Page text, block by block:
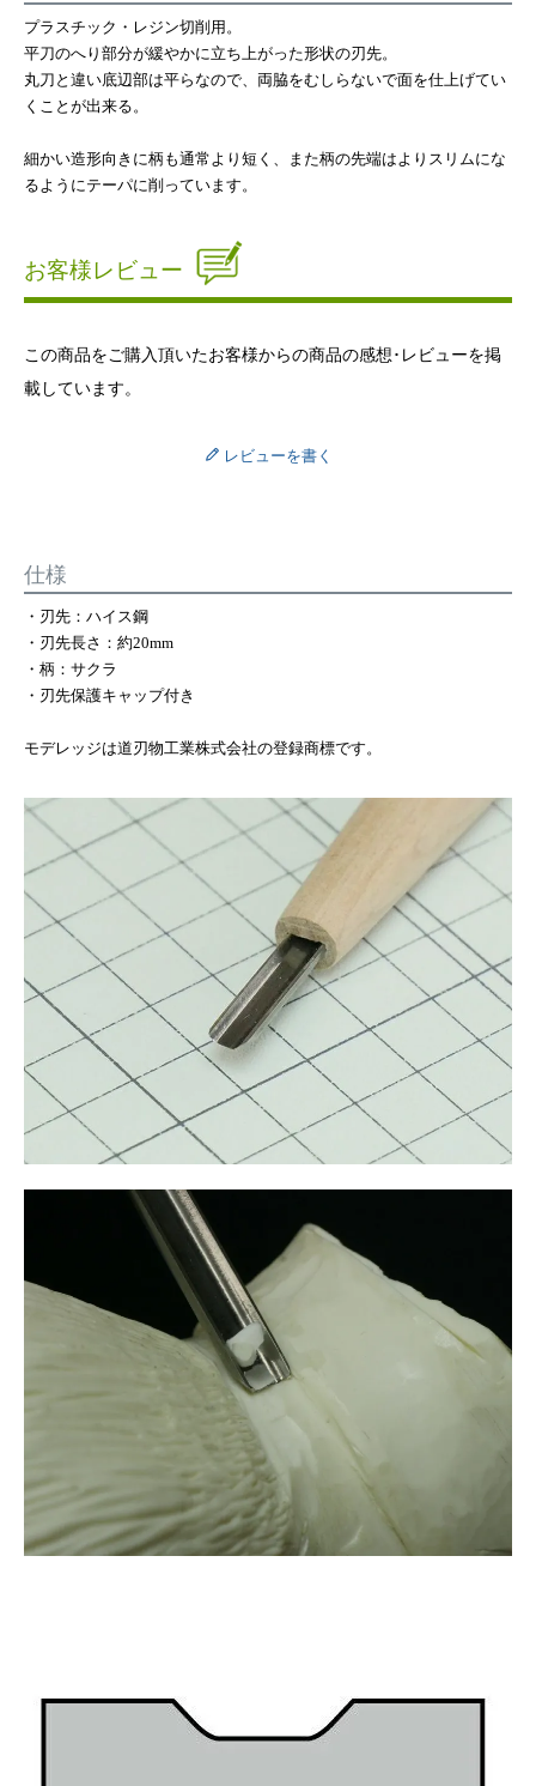
プラスチック・レジン切削用。
平刀のへり部分が緩やかに立ち上がった形状の刃先。
丸刀と違い底辺部は平らなので、両脇をむしらないで面を仕上げてい
くことが出来る。
細かい造形向きに柄も通常より短く、また柄の先端はよりスリムにな
るようにテーパに削っています。
お客様レビュー
この商品をご購入頂いたお客様からの商品の感想･レビューを掲
載しています。
レビューを書く
仕様
・刃先：ハイス鋼
・刃先長さ：約20mm
・柄：サクラ
・刃先保護キャップ付き
モデレッジは道刃物工業株式会社の登録商標です。